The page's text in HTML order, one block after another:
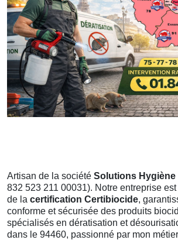
Artisan de la société Solutions Hygiène
832 523 211 00031). Notre entreprise est
de la certification Certibiocide,
conforme et sécurisée des produits
spécialisés en dératisation et
dans le 94460, passionné par mon